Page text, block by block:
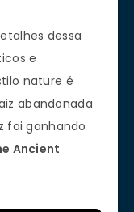
dessa
e
nature é
abandonada
foi ganhando
Ancient